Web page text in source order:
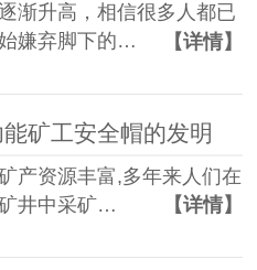
渐升高，相信很多人都已
嫌弃脚下的…
【详情】
能矿工安全帽的发明
产资源丰富,多年来人们在
井中采矿…
【详情】